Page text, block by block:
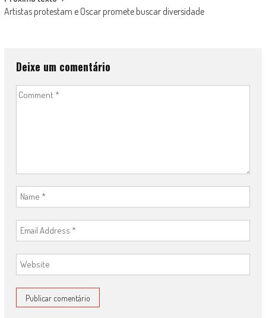
Artistas protestam e Oscar promete buscar diversidade
Deixe um comentário